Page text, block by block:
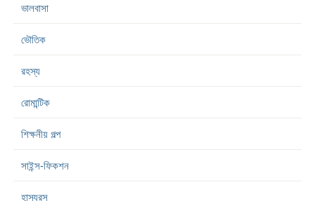
ভালবাসা
ভৌতিক
রহস্য
রোমান্টিক
শিক্ষনীয় গল্প
সাইন্স-ফিকশন
হাস্যরস